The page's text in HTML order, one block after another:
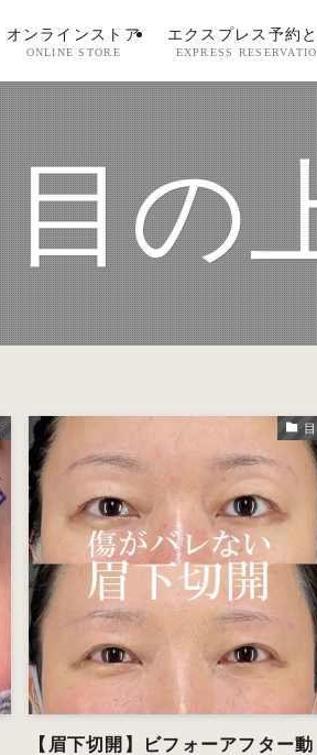
オンラインストア
ONLINE STORE
エクスプレス予約
EXPRESS
目の
目
【眉下切開】ビフォーアフター動